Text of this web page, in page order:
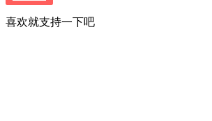
喜欢就支持一下吧